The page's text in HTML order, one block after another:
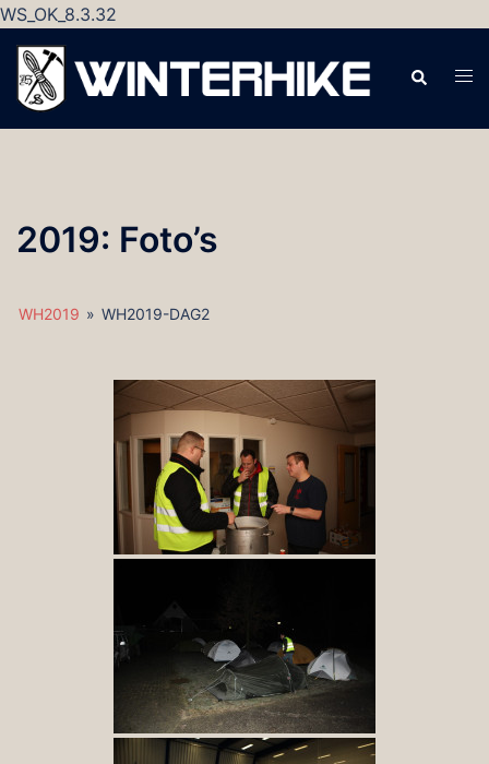
WS_OK_8.3.32
Ga
naar
de
inhoud
Zoeken
2019: Foto’s
WH2019 » WH2019-DAG2